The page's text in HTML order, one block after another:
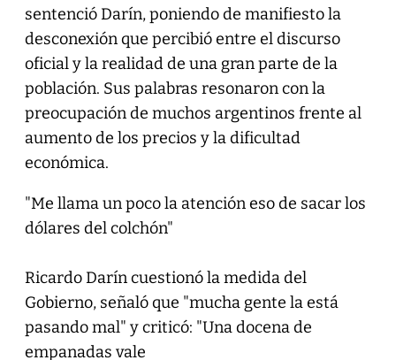
sentenció Darín, poniendo de manifiesto la
desconexión que percibió entre el discurso
oficial y la realidad de una gran parte de la
población. Sus palabras resonaron con la
preocupación de muchos argentinos frente al
aumento de los precios y la dificultad
económica.
"Me llama un poco la atención eso de sacar los
dólares del colchón"
Ricardo Darín cuestionó la medida del
Gobierno, señaló que "mucha gente la está
pasando mal" y criticó: "Una docena de
empanadas vale